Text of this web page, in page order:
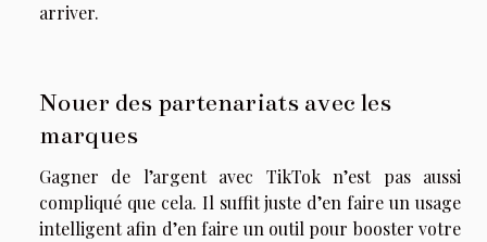
arriver.
Nouer des partenariats avec les
marques
Gagner de l’argent avec TikTok n’est pas aussi
compliqué que cela. Il suffit juste d’en faire un usage
intelligent afin d’en faire un outil pour booster votre